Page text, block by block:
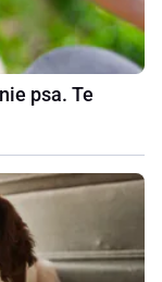
psa. Te